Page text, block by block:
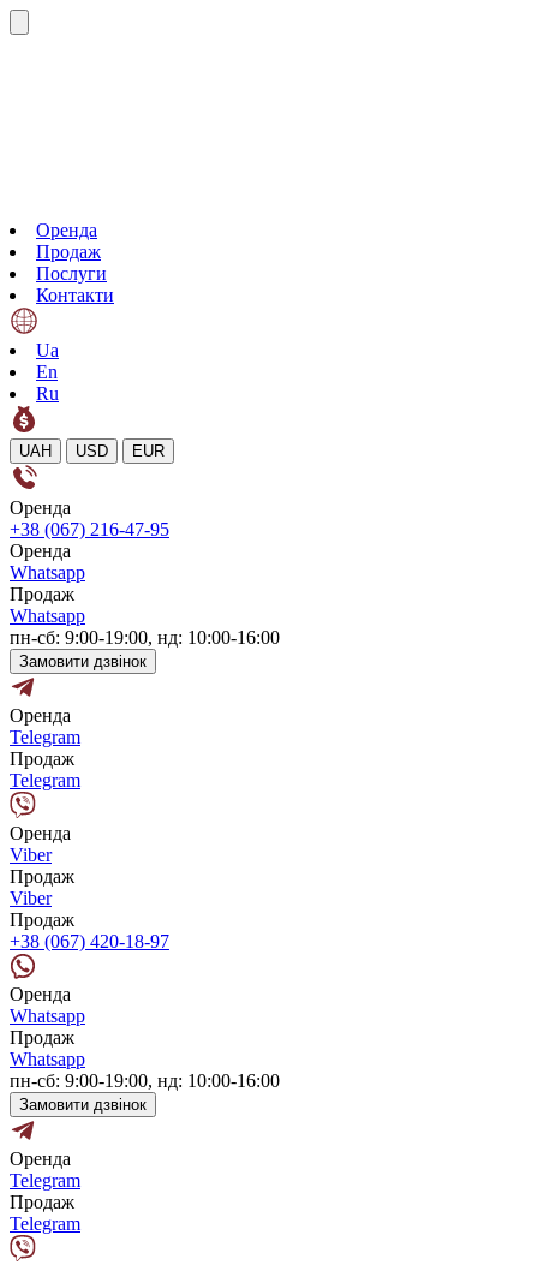
Оренда
Продаж
Послуги
Контакти
Ua
En
Ru
UAH USD EUR
Оренда
+38 (067) 216-47-95
Оренда
Whatsapp
Продаж
Whatsapp
пн-сб: 9:00-19:00, нд: 10:00-16:00
Замовити дзвінок
Оренда
Telegram
Продаж
Telegram
Оренда
Viber
Продаж
Viber
Продаж
+38 (067) 420-18-97
Оренда
Whatsapp
Продаж
Whatsapp
пн-сб: 9:00-19:00, нд: 10:00-16:00
Замовити дзвінок
Оренда
Telegram
Продаж
Telegram